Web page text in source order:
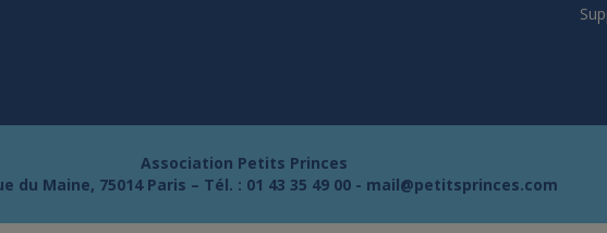
de confidentialité, en garantissant la conformité avec les
Association Petits Princes
du Maine, 75014 Paris – Tél. : 01 43 35 49 00 - mail@petitsprinces.com